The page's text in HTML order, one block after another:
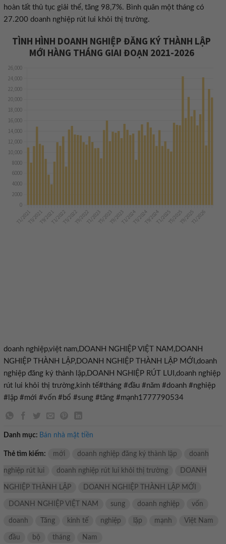
hoàn tất thủ tục giải thể, tăng 98,7%. Bình quân một tháng có
27.200 doanh nghiệp rút lui khỏi thị trường.
doanh nghiệp,việt nam,DOANH NGHIỆP VIỆT NAM,DOANH
NGHIỆP THÀNH LẬP,DOANH NGHIỆP THÀNH LẬP MỚI,doanh
nghiệp đăng ký thành lập,DOANH NGHIỆP RÚT LUI,doanh nghiệp
rút lui khỏi thị trường,kinh tế#tháng #đầu #năm #doanh #nghiệp
#lập #mới #vốn #bổ #sung #tăng #mạnh1777790534
Danh mục: Bán nhà mặt tiền
Thẻ tìm kiếm: mới doanh nghiệp đăng ký thành lập doanh
nghiệp rút lui doanh nghiệp rút lui khỏi thị trường DOANH
NGHIỆP THÀNH LẬP DOANH NGHIỆP THÀNH LẬP MỚI
DOANH NGHIỆP VIỆT NAM sung doanh nghiệp vốn
doanh Tăng kinh tế nghiệp lặp mạnh Việt Nam
đầu bộ tháng Nam